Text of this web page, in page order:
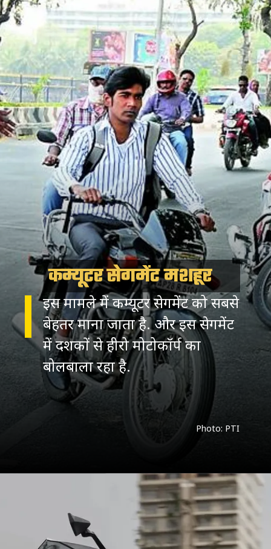
कम्यूटर सेगमेंट मशहूर
इस मामले में कम्यूटर सेगमेंट को सबसे
बेहतर माना जाता है. और इस सेगमेंट
में दशकों से हीरो मोटोकॉर्प का
बोलबाला रहा है.
Photo: PTI